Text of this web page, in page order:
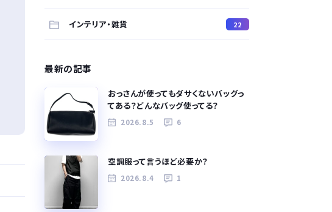
インテリア・雑貨 22
最新の記事
おっさんが使ってもダサくないバッグっ
てある？どんなバッグ使ってる？
2026.8.5 6
空調服って言うほど必要か？
2026.8.4 1